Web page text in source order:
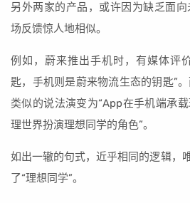
另外两家的产品，或许因为缺乏面
场反馈惊人地相似。
例如，蔚来推出手机时，有媒体评
匙，手机则是蔚来物流生态的钥匙”
类似的说法演变为“App在手机端承
理世界扮演理想同学的角色”。
如出一辙的句式，近乎相同的逻辑，
了“理想同学”。